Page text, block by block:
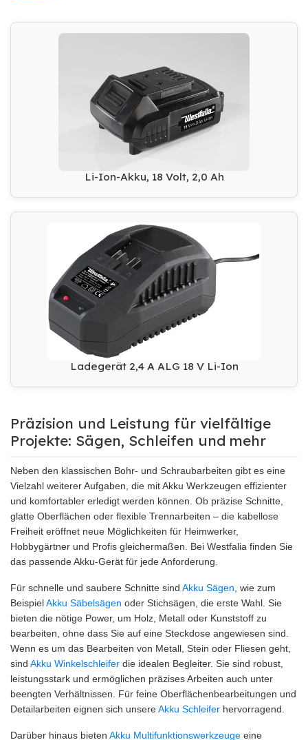
Li-Ion-Akku, 18 Volt, 2,0 Ah
Ladegerät 2,4 A ALG 18 V Li-Ion
Präzision und Leistung für vielfältige
Projekte: Sägen, Schleifen und mehr
Neben den klassischen Bohr- und Schraubarbeiten gibt es eine
Vielzahl weiterer Aufgaben, die mit Akku Werkzeugen effizienter
und komfortabler erledigt werden können. Ob präzise Schnitte,
glatte Oberflächen oder flexible Trennarbeiten – die kabellose
Freiheit eröffnet neue Möglichkeiten für Heimwerker,
Hobbygärtner und Profis gleichermaßen. Bei Westfalia finden Sie
das passende Akku-Gerät für jede Anforderung.
Für schnelle und saubere Schnitte sind Akku Sägen , wie zum
BeispielAkku Säbelsägen oder Stichsägen, die erste Wahl. Sie
bieten die nötige Power, um Holz, Metall oder Kunststoff zu
bearbeiten, ohne dass Sie auf eine Steckdose angewiesen sind.
Wenn es um das Bearbeiten von Metall, Stein oder Fliesen geht,
sind Akku Winkelschleifer die idealen Begleiter. Sie sind robust,
leistungsstark und ermöglichen präzises Arbeiten auch unter
beengten Verhältnissen. Für feine Oberflächenbearbeitungen und
Detailarbeiten eignen sich unsereAkku Schleifer hervorragend.
Darüber hinaus bieten Akku Multifunktionswerkzeuge eine